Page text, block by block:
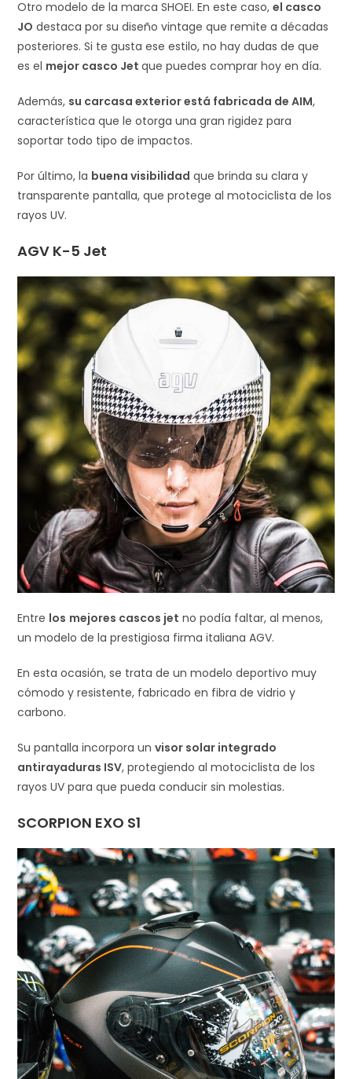
Otro modelo de la marca SHOEI. En este caso,el casco
JO destaca por su diseño vintage que remite a décadas
posteriores. Si te gusta ese estilo, no hay dudas de que
es el mejor casco Jetque puedes comprar hoy en día.
Además, su carcasa exterior está fabricada de AIM,
característica que le otorga una gran rigidez para
soportar todo tipo de impactos.
Por último, la buena visibilidad que brinda su clara y
transparente pantalla, que protege al motociclista de los
rayos UV.
AGV K-5 Jet
Entre los mejores cascos jet no podía faltar, al menos,
un modelo de la prestigiosa firma italiana AGV.
En esta ocasión, se trata de un modelo deportivo muy
cómodo y resistente, fabricado en fibra de vidrio y
carbono.
Su pantalla incorpora unvisor solar integrado
antirayaduras ISV, protegiendo al motociclista de los
rayos UV para que pueda conducir sin molestias.
SCORPION EXO S1